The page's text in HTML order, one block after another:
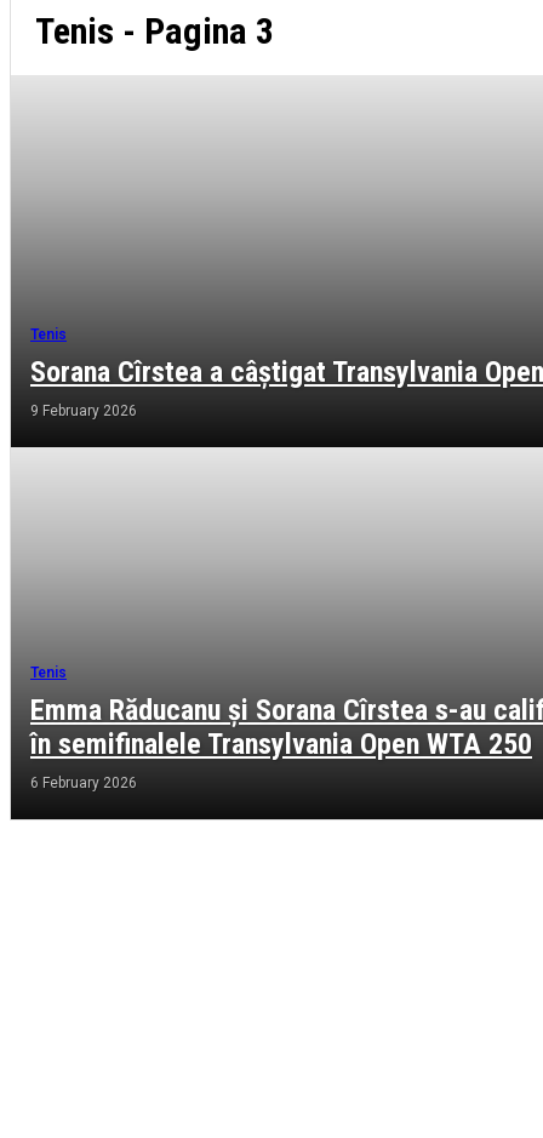
Tenis - Pagina 3
Tenis
Sorana Cîrstea a câștigat Transylvania Open
9 February 2026
Tenis
Emma Răducanu și Sorana Cîrstea s-au
în semifinalele Transylvania Open WTA 250
6 February 2026